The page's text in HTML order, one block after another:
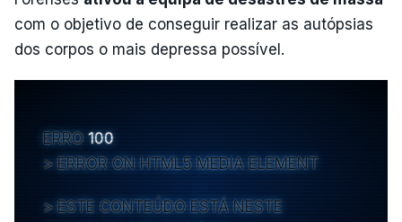
com o objetivo de conseguir realizar as autópsias
dos corpos o mais depressa possível.
ERRO 100
ERROR ON HTML5 MEDIA ELEMENT
ESTE CONTEÚDO ESTÁ NESTE